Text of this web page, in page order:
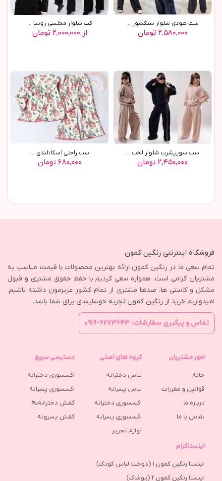
ست هودي شلوار سنگشور ...
۲,۵۸۰,۰۰۰ تومان
کت شلوار مجلسي رونيا ...
از ۲,۰۰۰,۰۰۰ تومان
ست سوييشرت شلوار لخت ...
۲,۴۵۰,۰۰۰ تومان
ست راحتي اسکاتلندي ...
۶۸۰,۰۰۰ تومان
فروشگاه اینترنتی رنگین کمون
تمام سعی ما در رنگین کمون ارائه بهترین محصولات با قیمت مناسب به
مشتریان گرامی است. همواره سعی کردیم با حفظ حقوق مشتری و قبول
مشکل و کاستی ها، صدها مشتری از تمام کشور عزیزمون داشته باشیم.
امیدواریم خرید از رنگین کمون تجربه خوشایندی برای شما باشد.
تماس و پیگیری سفارشات: ۶۲۷۳۶۴۳-۰۹۱۹
امور مشتریان
خانه
قوانین و مقررات
درباره ما
تماس با ما
گروه های اصلی
لباس دخترانه
لباس پسرانه
اکسسوری دخترانه
اکسسوری پسرانه
لوازم تحریر
دسترسی سریع
اکسسوری دخترانه
اکسسوری پسرانه
کفش دخترانه👠
كفش پسرونه
اینستاگرام
اینستا رنگین کمون 1 (دوخت لباس کودک)
اینستا رنگین کمون 2 (پوشاک)